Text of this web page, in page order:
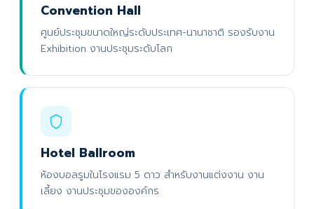
Convention Hall
ศูนย์ประชุมขนาดใหญ่ระดับประเทศ-นานาชาติ รองรับงาน
Exhibition งานประชุมระดับโลก
Hotel Ballroom
ห้องบอลรูมในโรงแรม 5 ดาว สำหรับงานแต่งงาน งาน
เลี้ยง งานประชุมขององค์กร